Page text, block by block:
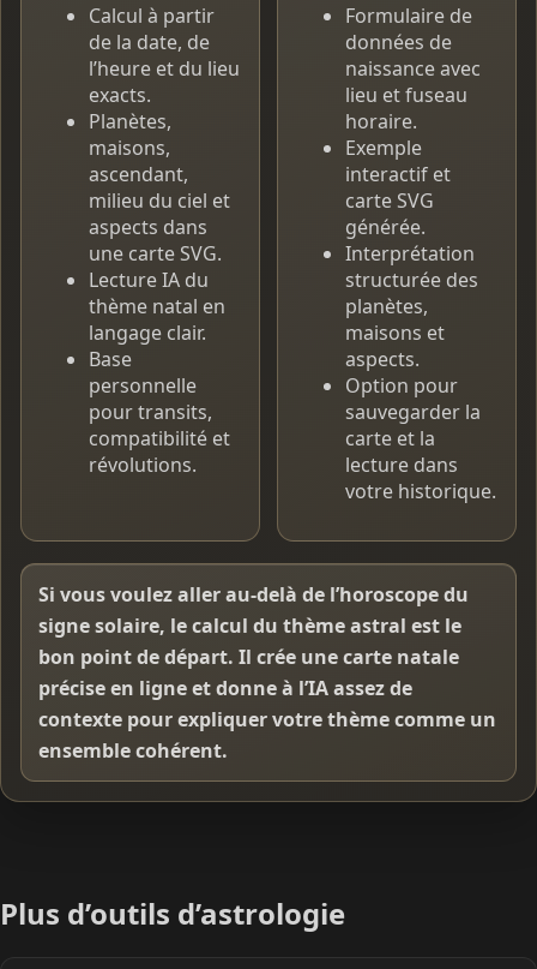
Calcul à partir
de la date, de
l’heure et du lieu
exacts.
Planètes,
maisons,
ascendant,
milieu du ciel et
aspects dans
une carte SVG.
Lecture IA du
thème natal en
langage clair.
Base
personnelle
pour transits,
compatibilité et
révolutions.
Formulaire de
données de
naissance avec
lieu et fuseau
horaire.
Exemple
interactif et
carte SVG
générée.
Interprétation
structurée des
planètes,
maisons et
aspects.
Option pour
sauvegarder la
carte et la
lecture dans
votre historique.
Si vous voulez aller au-delà de l’horoscope du
signe solaire, le calcul du thème astral est le
bon point de départ. Il crée une carte natale
précise en ligne et donne à l’IA assez de
contexte pour expliquer votre thème comme un
ensemble cohérent.
Plus d’outils d’astrologie